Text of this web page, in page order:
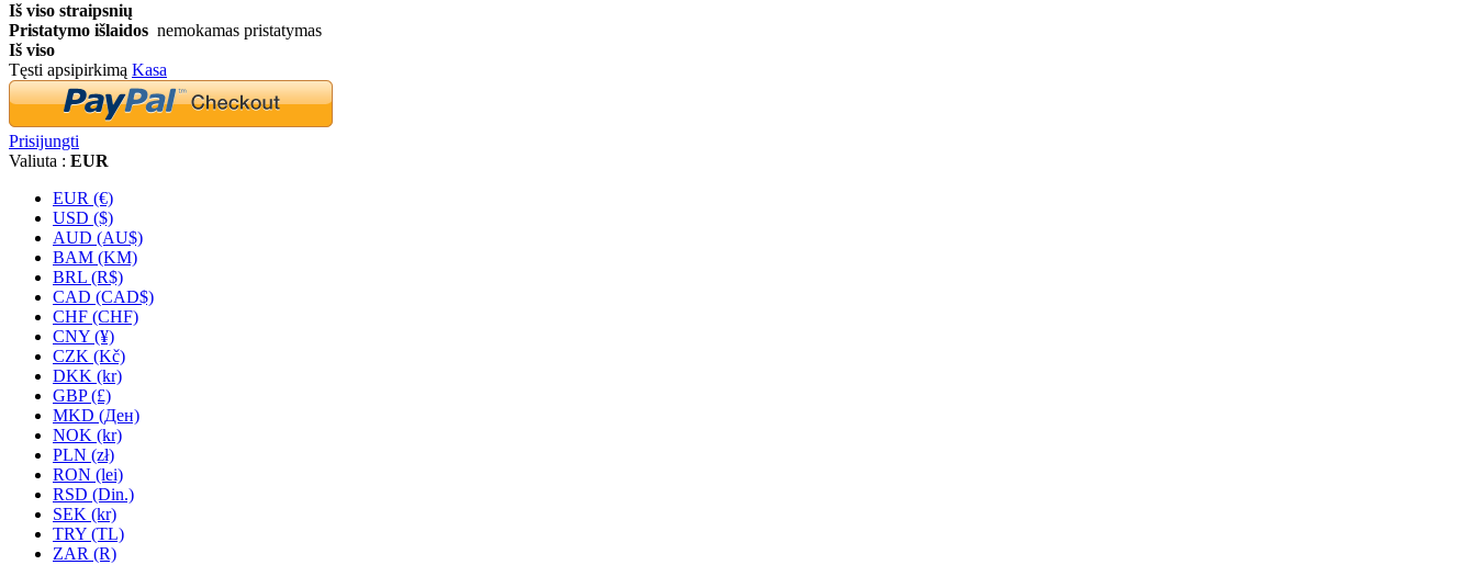
Iš viso straipsnių
Pristatymo išlaidos nemokamas pristatymas
Iš viso
Tęsti apsipirkimą Kasa
Prisijungti
Valiuta : EUR
EUR (€)
USD ($)
AUD (AU$)
BAM (KM)
BRL (R$)
CAD (CAD$)
CHF (CHF)
CNY (¥)
CZK (Kč)
DKK (kr)
GBP (£)
MKD (Ден)
NOK (kr)
PLN (zł)
RON (lei)
RSD (Din.)
SEK (kr)
TRY (TL)
ZAR (R)